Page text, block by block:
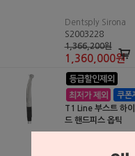
Dentsply Sirona
S2003228
1,366,200원
1,360,000원
T1 Line 부스트 하이
드 핸드피스 옵틱
Dentsply Sirona